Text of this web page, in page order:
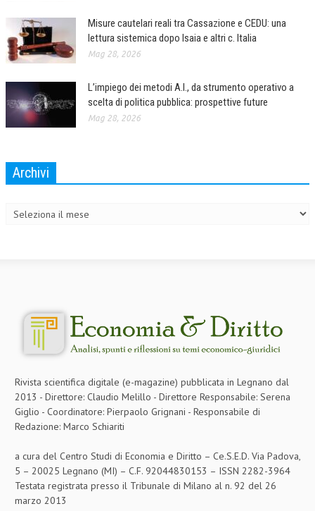
TRIBUTARIA
GIURISPRUDENZA
EUROPEA
COSTITUZIONALE
TRIBUTARIA
PENALE
NEWS
BOLLETTINO FINANZIAMENTI
TELEGRAM
MANUALI E MONOGRAFIE
MATERIALE DIDATTICO
INVITI E PROMOZIONI
Misure cautelari reali tra Cassazione e CEDU: una
lettura sistemica dopo Isaia e altri c. Italia
Mag 28, 2026
L’impiego dei metodi A.I., da strumento operativo a
scelta di politica pubblica: prospettive future
Mag 28, 2026
Archivi
Rivista scientifica digitale (e-magazine) pubblicata in Legnano dal
2013 - Direttore: Claudio Melillo - Direttore Responsabile: Serena
Giglio - Coordinatore: Pierpaolo Grignani - Responsabile di
Redazione: Marco Schiariti
a cura del Centro Studi di Economia e Diritto – Ce.S.E.D. Via Padova,
5 – 20025 Legnano (MI) – C.F. 92044830153 – ISSN 2282-3964
Testata registrata presso il Tribunale di Milano al n. 92 del 26
marzo 2013